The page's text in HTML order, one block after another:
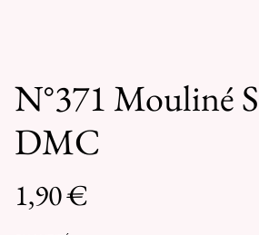
N°371 Mouliné
DMC
1,90 €